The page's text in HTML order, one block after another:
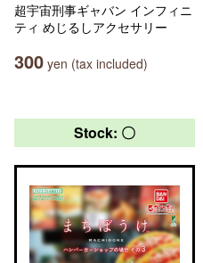
超宇宙刑事ギャバン インフィニ
ティ めじるしアクセサリー
300 yen (tax included)
Stock: 〇